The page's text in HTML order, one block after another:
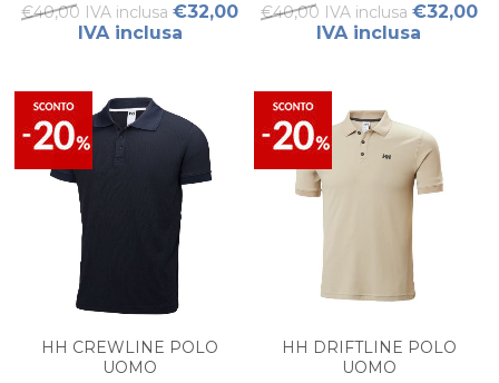
€40,00 IVA inclusa €32,00
IVA inclusa
€40,00 IVA inclusa €32,00
IVA inclusa
HH CREWLINE POLO
UOMO
HH DRIFTLINE POLO
UOMO